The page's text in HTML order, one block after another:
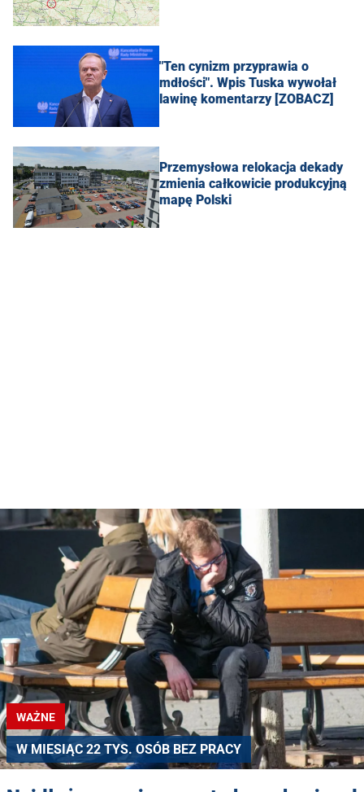
"Ten cynizm przyprawia o
mdłości". Wpis Tuska wywołał
lawinę komentarzy [ZOBACZ]
Przemysłowa relokacja dekady
zmienia całkowicie produkcyjną
mapę Polski
WAŻNE
W MIESIĄC 22 TYS. OSÓB BEZ PRACY